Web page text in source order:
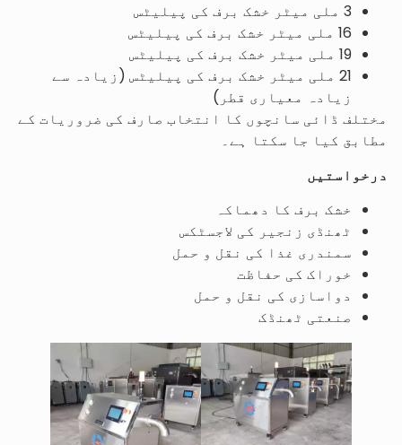
3 ملی میٹر خشک برف کی پیلیٹس
16 ملی میٹر خشک برف کی پیلیٹس
19 ملی میٹر خشک برف کی پیلیٹس
21 ملی میٹر خشک برف کی پیلیٹس (زیادہ سے
زیادہ معیاری قطر)
مختلف ڈائی سانچوں کا انتخاب صارف کی ضروریات کے
مطابق کیا جا سکتا ہے۔
درخواستیں
خشک برف کا دھماکہ
ٹھنڈی زنجیر کی لاجسٹکس
سمندری غذا کی نقل و حمل
خوراک کی حفاظت
دواسازی کی نقل و حمل
صنعتی ٹھنڈک